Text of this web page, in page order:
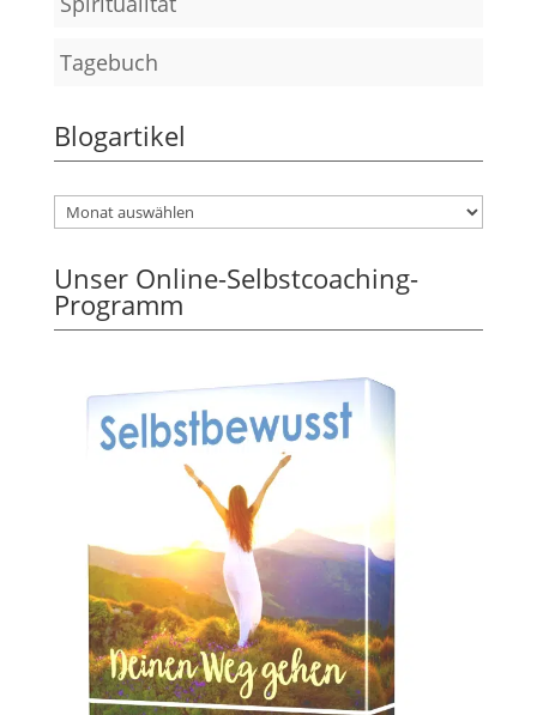
Tagebuch
Blogartikel
Unser Online-Selbstcoaching-
Programm